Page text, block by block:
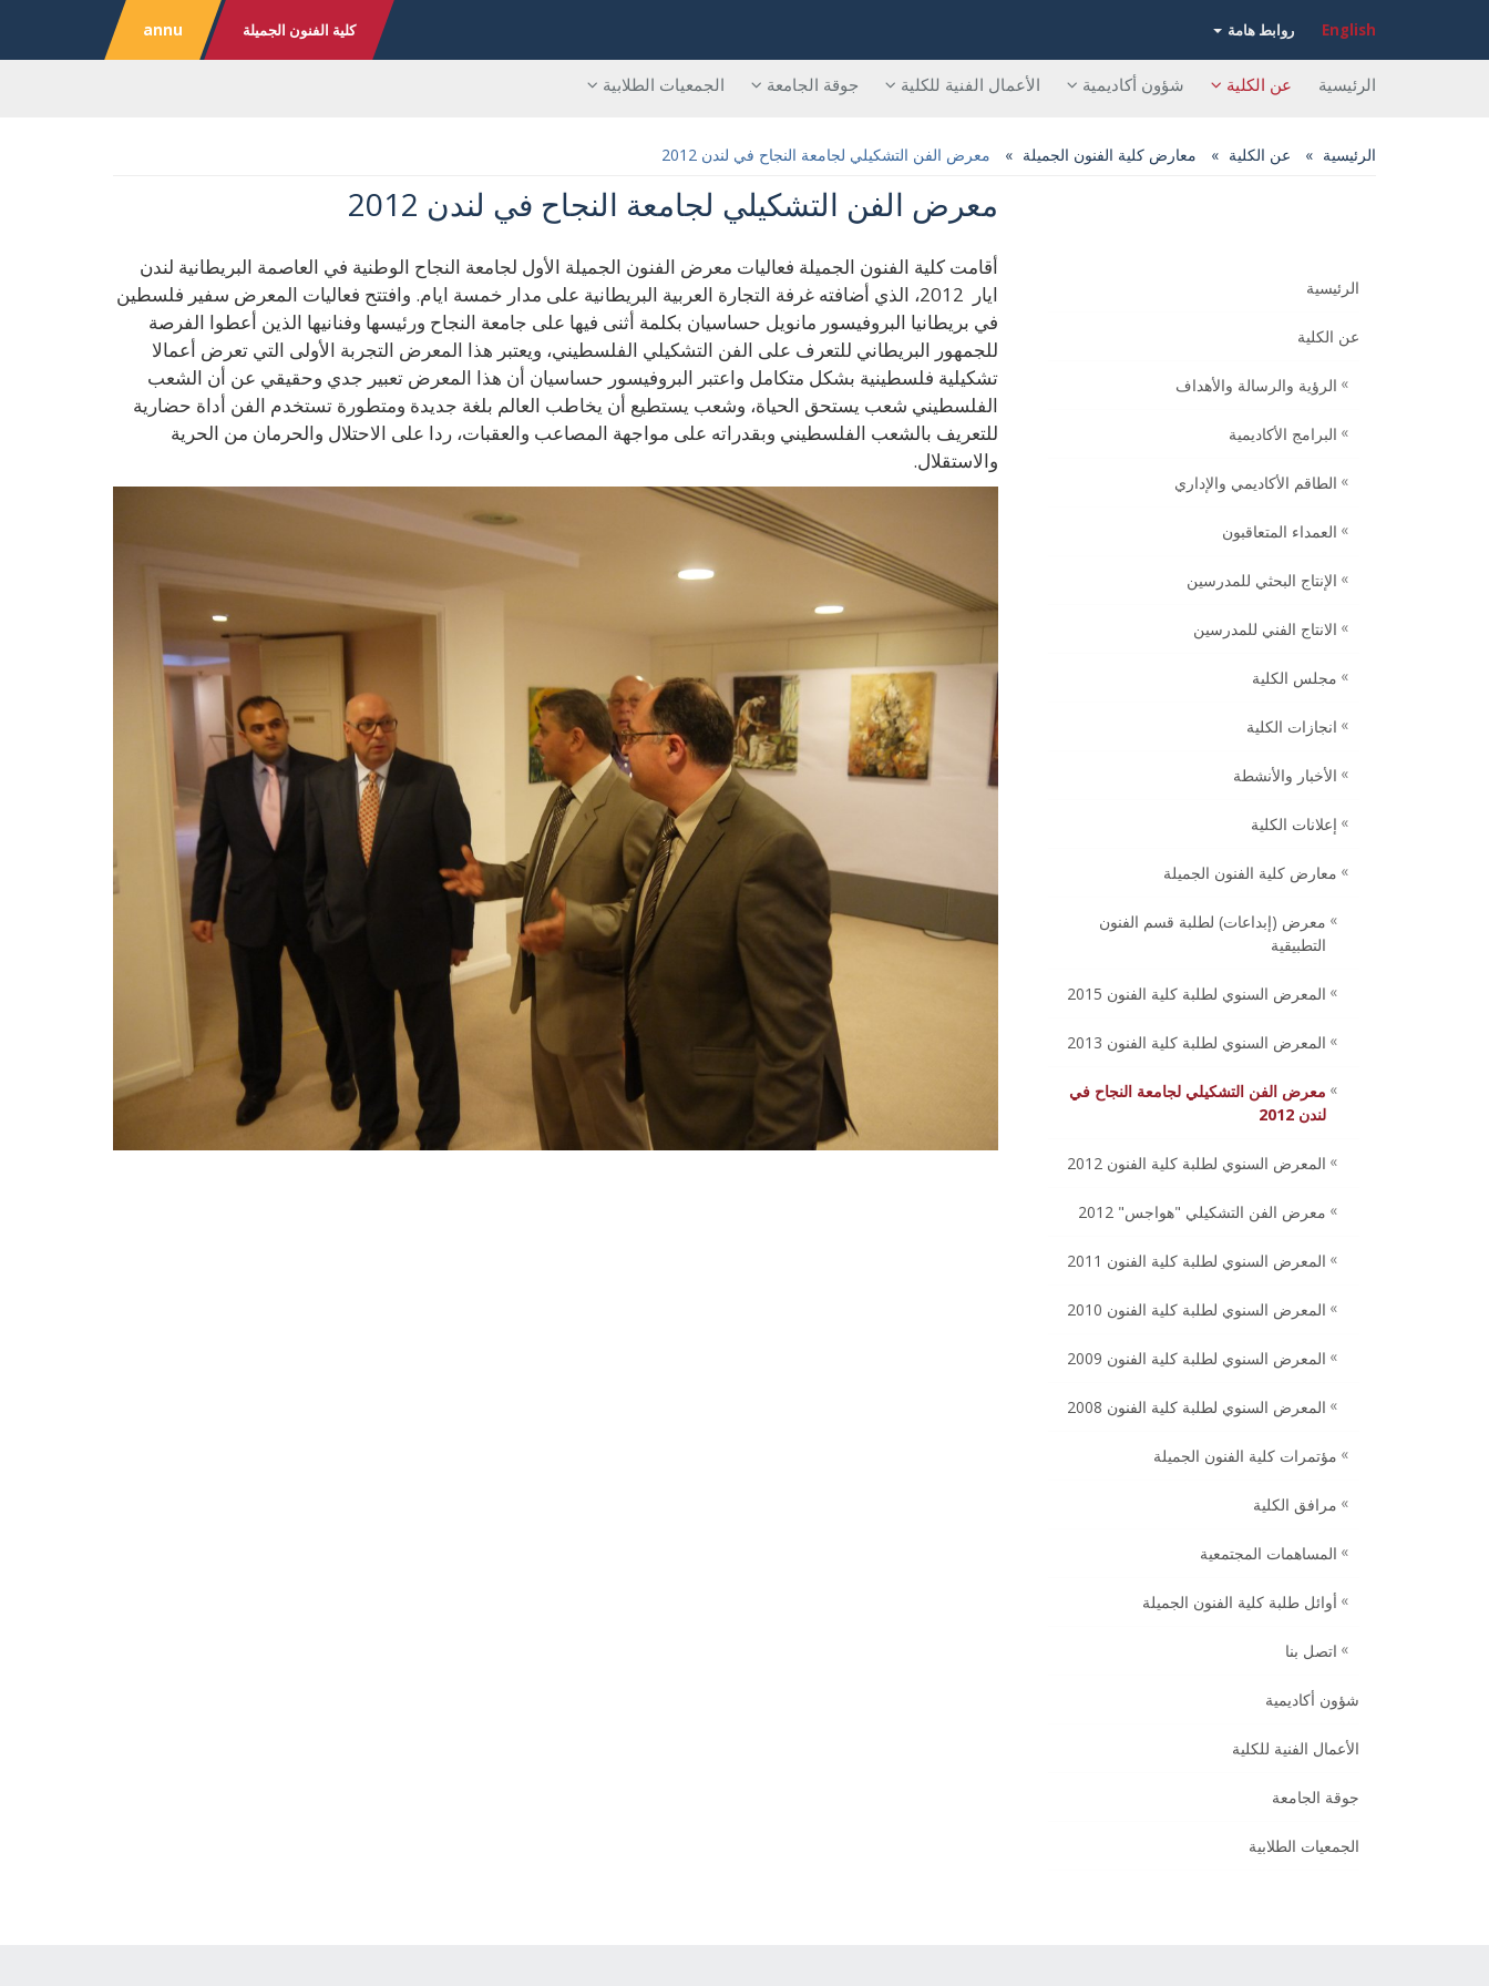
English روابط هامة كلية الفنون الجميلة annu
الرئيسية عن الكلية شؤون أكاديمية الأعمال الفنية للكلية جوقة الجامعة الجمعيات الطلابية
الرئيسية عن الكلية معارض كلية الفنون الجميلة معرض الفن التشكيلي لجامعة النجاح في لندن 2012
معرض الفن التشكيلي لجامعة النجاح في لندن 2012
أقامت كلية الفنون الجميلة فعاليات معرض الفنون الجميلة الأول لجامعة النجاح الوطنية في العاصمة البريطانية لندن
ايار 2012، الذي أضافته غرفة التجارة العربية البريطانية على مدار خمسة ايام. وافتتح فعاليات المعرض سفير فلسطين
في بريطانيا البروفيسور مانويل حساسيان بكلمة أثنى فيها على جامعة النجاح ورئيسها وفنانيها الذين أعطوا الفرصة
للجمهور البريطاني للتعرف على الفن التشكيلي الفلسطيني، ويعتبر هذا المعرض التجربة الأولى التي تعرض أعمالا
تشكيلية فلسطينية بشكل متكامل واعتبر البروفيسور حساسيان أن هذا المعرض تعبير جدي وحقيقي عن أن الشعب
الفلسطيني شعب يستحق الحياة، وشعب يستطيع أن يخاطب العالم بلغة جديدة ومتطورة تستخدم الفن أداة حضارية
للتعريف بالشعب الفلسطيني وبقدراته على مواجهة المصاعب والعقبات، ردا على الاحتلال والحرمان من الحرية
والاستقلال.
الرئيسية
عن الكلية
الرؤية والرسالة والأهداف
البرامج الأكاديمية
الطاقم الأكاديمي والإداري
العمداء المتعاقبون
الإنتاج البحثي للمدرسين
الانتاج الفني للمدرسين
مجلس الكلية
انجازات الكلية
الأخبار والأنشطة
إعلانات الكلية
معارض كلية الفنون الجميلة
معرض (إبداعات) لطلبة قسم الفنون
التطبيقية
المعرض السنوي لطلبة كلية الفنون 2015
المعرض السنوي لطلبة كلية الفنون 2013
معرض الفن التشكيلي لجامعة النجاح في
لندن 2012
المعرض السنوي لطلبة كلية الفنون 2012
معرض الفن التشكيلي "هواجس" 2012
المعرض السنوي لطلبة كلية الفنون 2011
المعرض السنوي لطلبة كلية الفنون 2010
المعرض السنوي لطلبة كلية الفنون 2009
المعرض السنوي لطلبة كلية الفنون 2008
مؤتمرات كلية الفنون الجميلة
مرافق الكلية
المساهمات المجتمعية
أوائل طلبة كلية الفنون الجميلة
اتصل بنا
شؤون أكاديمية
الأعمال الفنية للكلية
جوقة الجامعة
الجمعيات الطلابية